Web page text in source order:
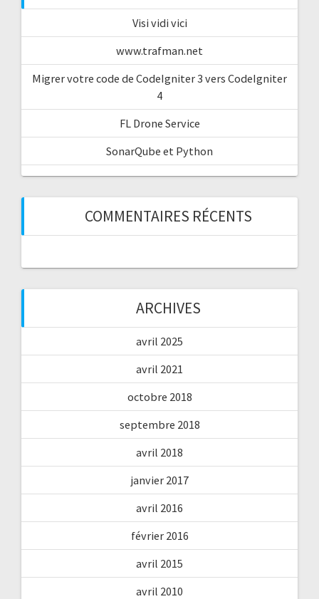
Visi vidi vici
www.trafman.net
Migrer votre code de CodeIgniter 3 vers CodeIgniter
4
FL Drone Service
SonarQube et Python
COMMENTAIRES RÉCENTS
ARCHIVES
avril 2025
avril 2021
octobre 2018
septembre 2018
avril 2018
janvier 2017
avril 2016
février 2016
avril 2015
avril 2010